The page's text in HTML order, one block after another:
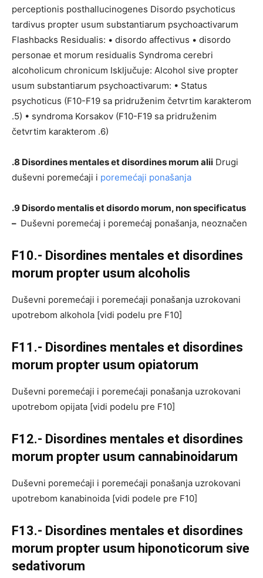
perceptionis posthallucinogenes Disordo psychoticus
tardivus propter usum substantiarum psychoactivarum
Flashbacks Residualis: • disordo affectivus • disordo
personae et morum residualis Syndroma cerebri
alcoholicum chronicum Isključuje: Alcohol sive propter
usum substantiarum psychoactivarum: • Status
psychoticus (F10-F19 sa pridruženim četvrtim karakterom
.5) • syndroma Korsakov (F10-F19 sa pridruženim
četvrtim karakterom .6)
.8 Disordines mentales et disordines morum alii Drugi
duševni poremećaji i poremećaji ponašanja
.9 Disordo mentalis et disordo morum, non specificatus
– Duševni poremećaj i poremećaj ponašanja, neoznačen
F10.- Disordines mentales et disordines
morum propter usum alcoholis
Duševni poremećaji i poremećaji ponašanja uzrokovani
upotrebom alkohola [vidi podelu pre F10]
F11.- Disordines mentales et disordines
morum propter usum opiatorum
Duševni poremećaji i poremećaji ponašanja uzrokovani
upotrebom opijata [vidi podelu pre F10]
F12.- Disordines mentales et disordines
morum propter usum cannabinoidarum
Duševni poremećaji i poremećaji ponašanja uzrokovani
upotrebom kanabinoida [vidi podele pre F10]
F13.- Disordines mentales et disordines
morum propter usum hiponoticorum sive
sedativorum